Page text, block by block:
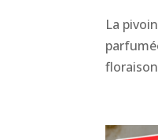
La